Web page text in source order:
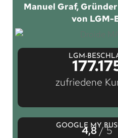
Manuel Graf,
von LGM-
LGM-
zufriedene
GOOGLE MY
4,8/ 5